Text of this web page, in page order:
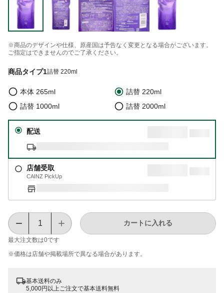
※商品のデザインや仕様、原産国は予告なく変更となる場合がございます。
ご指定はできませんのでご了承ください。
商品タイプ1詰替 220ml
本体 265ml
詰替 220ml
詰替 1000ml
詰替 2000ml
配送
店舗受取
CAINZ PickUp
最大注文数は0です
カートに入れる
※価格は​店舗や​掲載場所で​異なる​場合が​あります。
基本送料のみ
5,000円以上ご注文で基本送料無料